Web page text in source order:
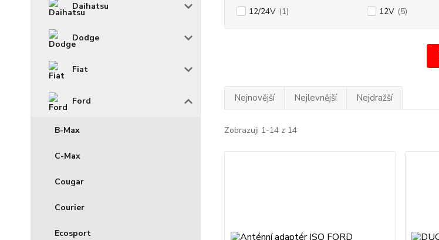
Daihatsu
Dodge
Fiat
Ford
B-Max
C-Max
Cougar
Courier
Ecosport
12/24V (1) 12V (5)
Nejnovější Nejlevnější Nejdražší
Zobrazuji 1-14 z 14